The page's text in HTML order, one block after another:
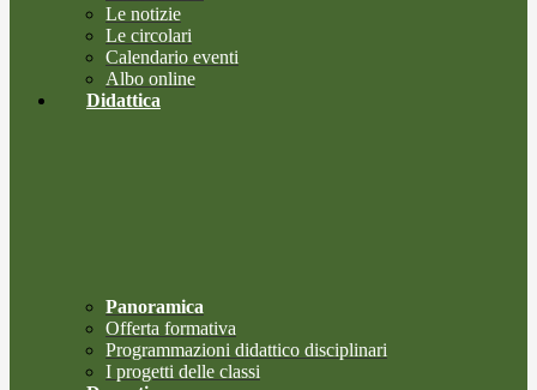
Le notizie
Le circolari
Calendario eventi
Albo online
Didattica
Panoramica
Offerta formativa
Programmazioni didattico disciplinari
I progetti delle classi